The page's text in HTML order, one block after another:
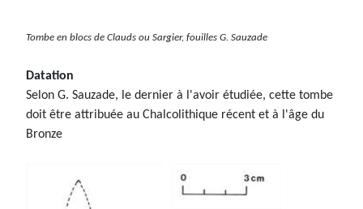
Tombe en blocs de Clauds ou Sargier, fouilles G. Sauzade
Datation
Selon G. Sauzade, le dernier à l'avoir étudiée, cette tombe
doit être attribuée au Chalcolithique récent et à l'âge du
Bronze